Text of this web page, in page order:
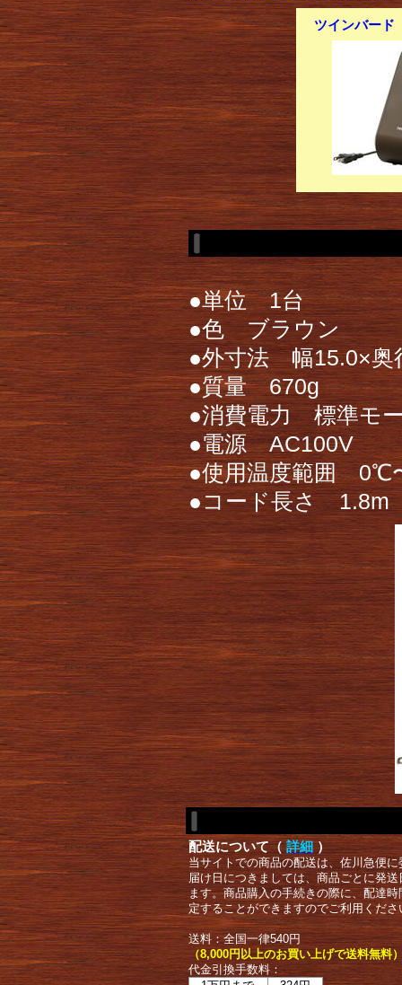
ツインバード
●単位 1台
●色 ブラウン
●外寸法 幅15.0×奥
●質量 670g
●消費電力 標準モ
●電源 AC100V
●使用温度範囲 0℃
●コード長さ 1.8m
配送について（ 詳細 ）
当サイトでの商品の配送は、佐川急便
届け日につきましては、商品ごとに発
ます。商品購入の手続きの際に、配達
定することができますのでご利用くださ
送料：全国一律540円
（8,000円以上のお買い上げで送料無料
代金引換手数料：